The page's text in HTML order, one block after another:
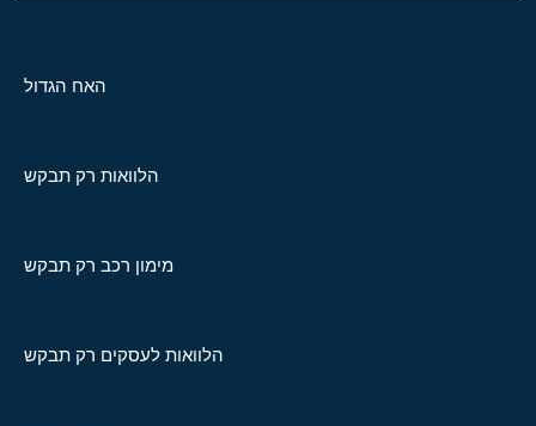
האח הגדול
הלוואות רק תבקש
מימון רכב רק תבקש
הלוואות לעסקים רק תבקש